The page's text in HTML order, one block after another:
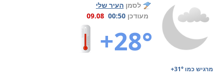
לסמן העיר שלי
מעודכן 00:50
09.08
+28°
מרגיש כמו +31°